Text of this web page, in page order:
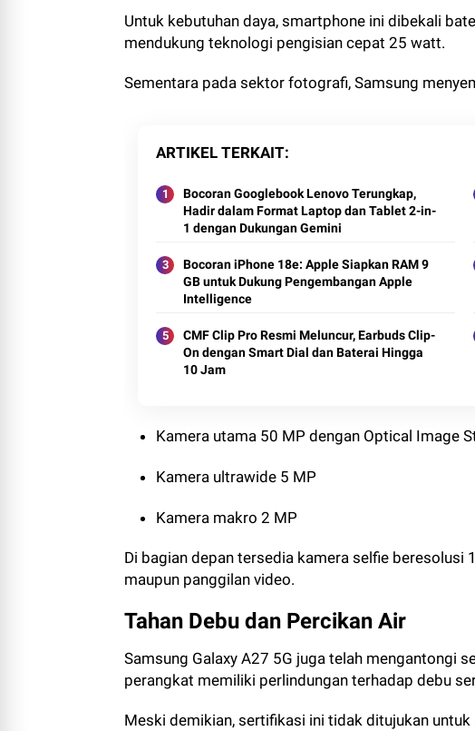
Untuk kebutuhan daya, smartphone ini dibekali
mendukung teknologi pengisian cepat 25 watt.
Sementara pada sektor fotografi, Samsung
ARTIKEL TERKAIT
Bocoran Googlebook Lenovo Terungkap,
Hadir dalam Format Laptop dan Tablet 2-in-
1 dengan Dukungan Gemini
Bocoran iPhone 18e: Apple Siapkan RAM 9
GB untuk Dukung Pengembangan Apple
Intelligence
CMF Clip Pro Resmi Meluncur, Earbuds Clip-
On dengan Smart Dial dan Baterai Hingga
10 Jam
Kamera utama 50 MP dengan Optical Image
Kamera ultrawide 5 MP
Kamera makro 2 MP
Di bagian depan tersedia kamera selfie
maupun panggilan video.
Tahan Debu dan Percikan Air
Samsung Galaxy A27 5G juga telah mengantongi
perangkat memiliki perlindungan terhadap debu
Meski demikian, sertifikasi ini tidak ditujukan